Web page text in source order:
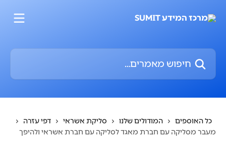
חיפוש מאמרים...
כל האוספים המודולים שלנו סליקת אשראי
דפי עזרה
מעבר מסליקה עם חברת מאגד לסליקה עם חברת אשראי ולהיפך